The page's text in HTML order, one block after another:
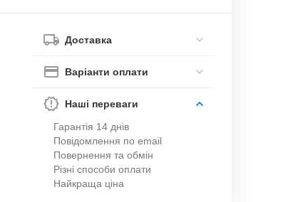
Доставка
Варіанти оплати
Наші переваги
Гарантія 14 днів
Повідомлення по email
Повернення та обмін
Різні способи оплати
Найкраща ціна